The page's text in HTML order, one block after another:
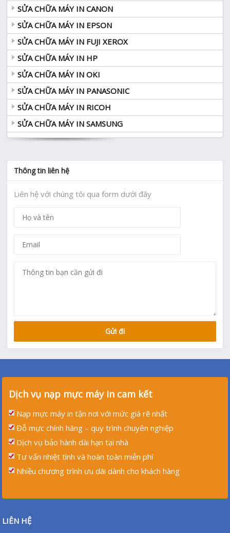
SỬA CHỮA MÁY IN CANON
SỬA CHỮA MÁY IN EPSON
SỬA CHỮA MÁY IN FUJI XEROX
SỬA CHỮA MÁY IN HP
SỬA CHỮA MÁY IN OKI
SỬA CHỮA MÁY IN PANASONIC
SỬA CHỮA MÁY IN RICOH
SỬA CHỮA MÁY IN SAMSUNG
Thông tin liên hệ
Liên hệ với chúng tôi qua form dưới đây
Dịch vụ nạp mực máy in cam kết
Nạp mực máy in tận nơi với mức giá rẽ nhất
Đỗ mực chính hãng – quy trình chuyên nghiệp
Dịch vụ bảo hành dài hạn tại nhà
Tư vấn nhiệt tình và hoàn toàn miễn phí
Nhiều chương trình ưu dãi dành cho khách hàng
LIÊN HỆ